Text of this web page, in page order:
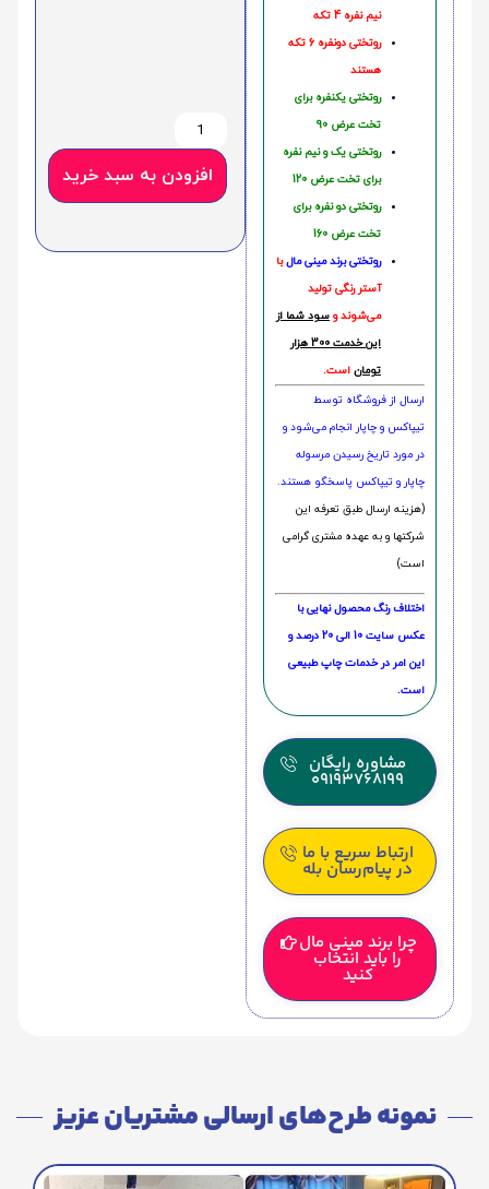
نیم نفره 4 تکه
روتختی دونفره 6 تکه
هستند
روتختی یکنفره برای
تخت عرض 90
روتختی یک و نیم نفره
برای تخت عرض 120
روتختی دو نفره برای
تخت عرض 160
روتختی‌ برند مینی مالبا
آستر رنگی تولید
می‌شوند و سود شما از
این خدمت 300 هزار
تومان است.
ارسال از فروشگاه توسط
تیپاکس و چاپار انجام می‌شود و
در مورد تاریخ رسیدن مرسوله
چاپار و تیپاکس پاسخگو هستند.
(هزینه ارسال طبق تعرفه این
شرکتها و به عهده مشتری گرامی
است)
اختلاف رنگ محصول نهایی با
عکس سایت 10 الی 20 درصد و
این امر در خدمات چاپ طبیعی
است.
مشاوره رایگان
09193768199
ارتباط سریع با ما
در پیام‌رسان بله
چرا برند مینی مال
را باید انتخاب
کنید
افزودن به سبد خرید
نمونه طرح‌های ارسالی مشتریان عزیز